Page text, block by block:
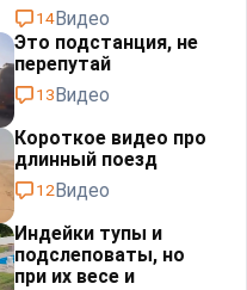
14Видео
Это подстанция, не
перепутай⁠⁠
13Видео
Короткое видео про
длинный поезд
12Видео
Индейки тупы и
подслеповаты, но
при их весе и